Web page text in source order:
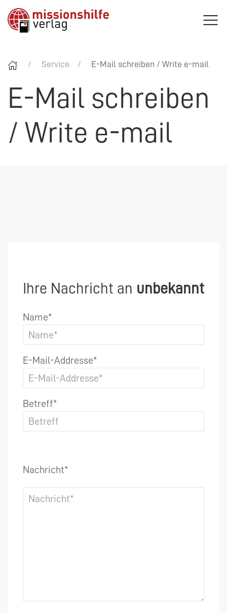
Service E-Mail schreiben / Write e-mail
E-Mail schreiben
/ Write e-mail
Ihre Nachricht an unbekannt
Name*
E-Mail-Addresse*
Betreff*
Nachricht*